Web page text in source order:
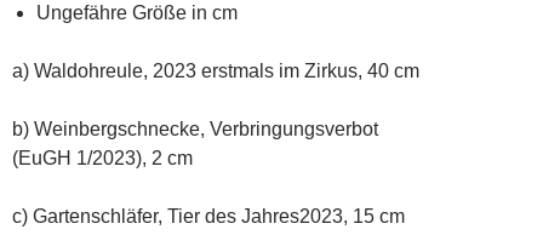
Ungefähre Größe in cm
a) Waldohreule, 2023 erstmals im Zirkus, 40 cm
b) Weinbergschnecke, Verbringungsverbot
(EuGH 1/2023), 2 cm
c) Gartenschläfer, Tier des Jahres2023, 15 cm